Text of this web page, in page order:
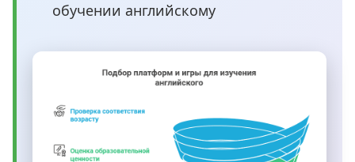
обучении английскому